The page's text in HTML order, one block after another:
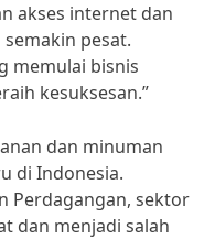
akses internet dan
pesat.
memulai bisnis
kesuksesan.”
dan minuman
di Indonesia.
Perdagangan, sektor
dan menjadi salah